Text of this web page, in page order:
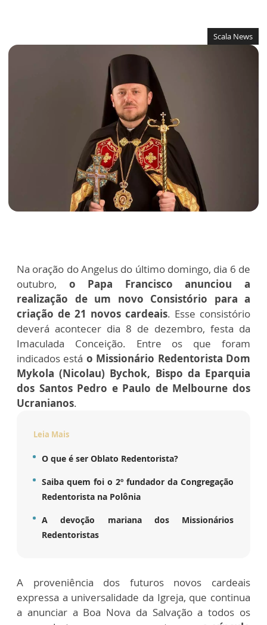
Scala News
Na oração do Angelus do último domingo, dia 6 de
outubro, o Papa Francisco anunciou a
realização de um novo Consistório para a
criação de 21 novos cardeais. Esse consistório
deverá acontecer dia 8 de dezembro, festa da
Imaculada Conceição. Entre os que foram
indicados está o Missionário Redentorista Dom
Mykola (Nicolau) Bychok, Bispo da Eparquia
dos Santos Pedro e Paulo de Melbourne dos
Ucranianos.
Leia Mais
O que é ser Oblato Redentorista?
Saiba quem foi o 2º fundador da Congregação
Redentorista na Polônia
A devoção mariana dos Missionários
Redentoristas
A proveniência dos futuros novos cardeais
expressa a universalidade da Igreja, que continua
a anunciar a Boa Nova da Salvação a todos os